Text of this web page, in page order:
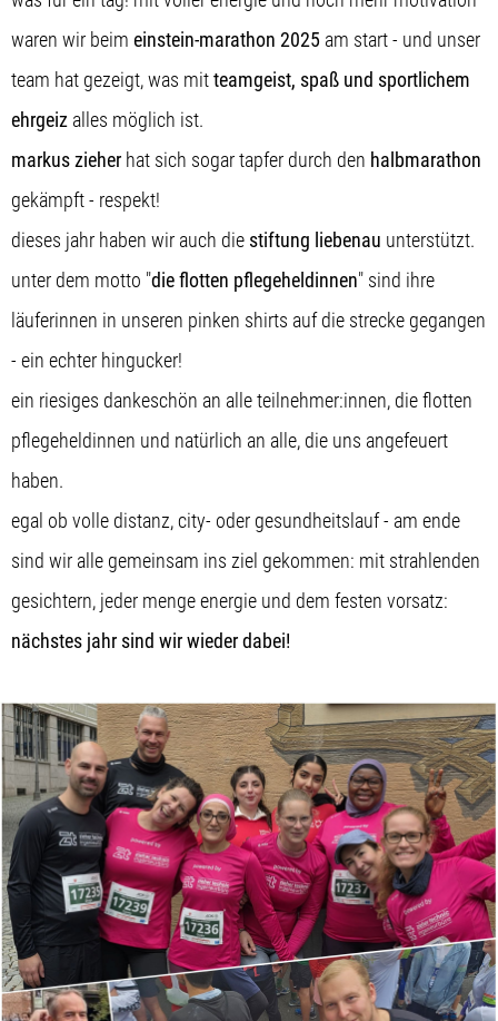
waren wir beim einstein-marathon 2025 am start - und unser
team hat gezeigt, was mitteamgeist, spaß und sportlichem
ehrgeiz alles möglich ist.
markus zieher hat sich sogar tapfer durch den halbmarathon
gekämpft - respekt!
dieses jahr haben wir auch die stiftung liebenau unterstützt.
unter dem motto "die flotten pflegeheldinnen" sind ihre
läuferinnen in unseren pinken shirts auf die strecke gegangen
- ein echter hingucker!
ein riesiges dankeschön an alle teilnehmer:innen, die flotten
pflegeheldinnen und natürlich an alle, die uns angefeuert
haben.
egal ob volle distanz, city- oder gesundheitslauf - am ende
sind wir alle gemeinsam ins ziel gekommen: mit strahlenden
gesichtern, jeder menge energie und dem festen vorsatz:
nächstes jahr sind wir wieder dabei!